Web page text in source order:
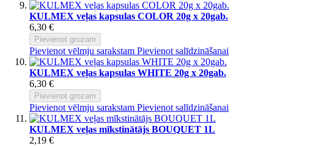
KULMEX veļas kapsulas COLOR 20g x 20gab.
6,30 €
Pievienot grozam
Pievienot vēlmju sarakstam Pievienot salīdzināšanai
KULMEX veļas kapsulas WHITE 20g x 20gab.
6,30 €
Pievienot grozam
Pievienot vēlmju sarakstam Pievienot salīdzināšanai
KULMEX veļas mīkstinātājs BOUQUET 1L
2,19 €